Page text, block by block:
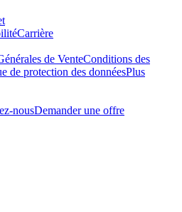
Carrière
de VenteConditions des
de protection des donnéesPlus
nousDemander une offre